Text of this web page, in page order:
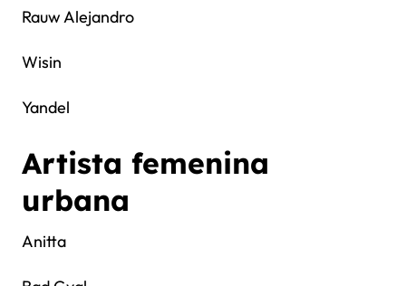
Rauw Alejandro
Wisin
Yandel
Artista femenina
urbana
Anitta